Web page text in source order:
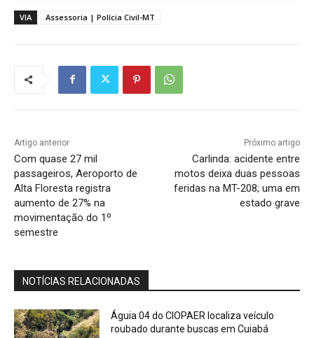
VIA Assessoria | Polícia Civil-MT
Artigo anterior
Com quase 27 mil
passageiros, Aeroporto de
Alta Floresta registra
aumento de 27% na
movimentação do 1º
semestre
Próximo artigo
Carlinda: acidente entre
motos deixa duas pessoas
feridas na MT-208; uma em
estado grave
NOTÍCIAS RELACIONADAS
Águia 04 do CIOPAER localiza veículo
roubado durante buscas em Cuiabá